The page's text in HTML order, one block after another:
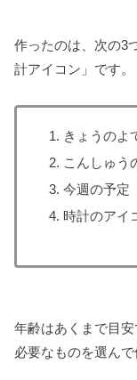
作ったのは、次の3
計アイコン」です。
きょうの
こんしゅ
今週の予
時計のアイ
年齢はあくまで目安
必要なものを選んで